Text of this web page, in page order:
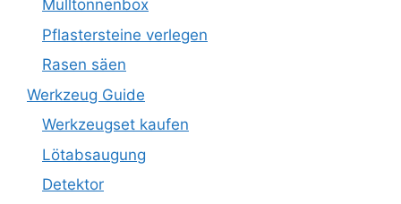
Mülltonnenbox
Pflastersteine verlegen
Rasen säen
Werkzeug Guide
Werkzeugset kaufen
Lötabsaugung
Detektor